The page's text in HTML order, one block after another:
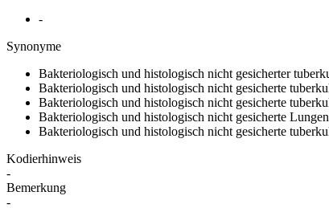
-
Synonyme
Bakteriologisch und histologisch nicht gesicherter
Bakteriologisch und histologisch nicht gesicherte
Bakteriologisch und histologisch nicht gesicherte
Bakteriologisch und histologisch nicht gesicherte
Bakteriologisch und histologisch nicht gesicherte
Kodierhinweis
-
Bemerkung
-